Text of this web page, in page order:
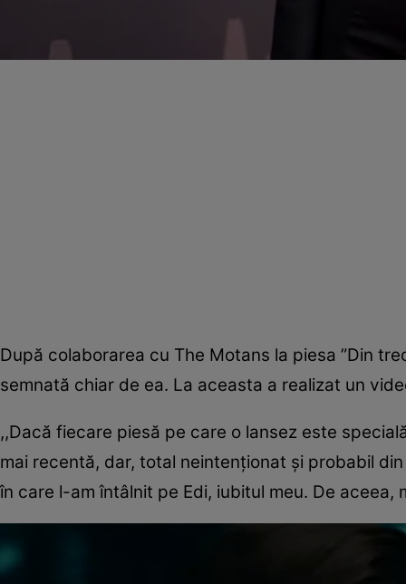
După colaborarea cu The Motans la piesa ”Din
semnată chiar de ea. La aceasta a realizat un
,,Dacă fiecare piesă pe care o lansez este
mai recentă, dar, total neintenţionat şi probabil
în care l-am întâlnit pe Edi, iubitul meu. De aceea,